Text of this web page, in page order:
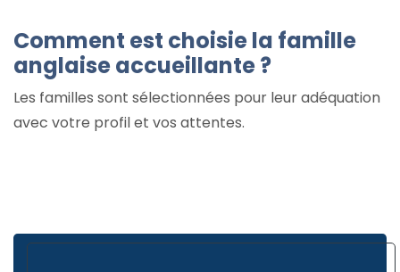
Comment est choisie la famille
anglaise accueillante ?
Les familles sont sélectionnées pour leur adéquation
avec votre profil et vos attentes.